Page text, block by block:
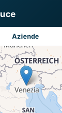
Aziende